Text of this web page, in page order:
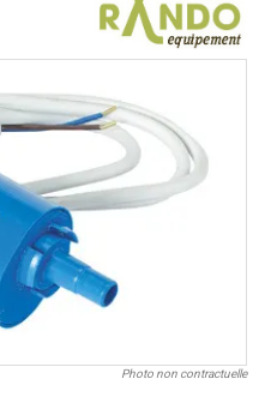
Photo non contractuelle